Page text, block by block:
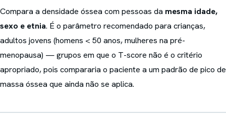
Compara a densidade óssea com pessoas da mesma idade,
sexo e etnia. É o parâmetro recomendado para crianças,
adultos jovens (homens < 50 anos, mulheres na pré-
menopausa) — grupos em que o T-score não é o critério
apropriado, pois compararia o paciente a um padrão de pico de
massa óssea que ainda não se aplica.